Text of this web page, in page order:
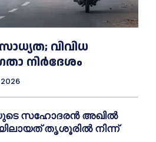
വിവിധ
നിർദേശം
സഹോദരന്‍ അഖില്‍
തൃശൂരില്‍ നിന്ന്